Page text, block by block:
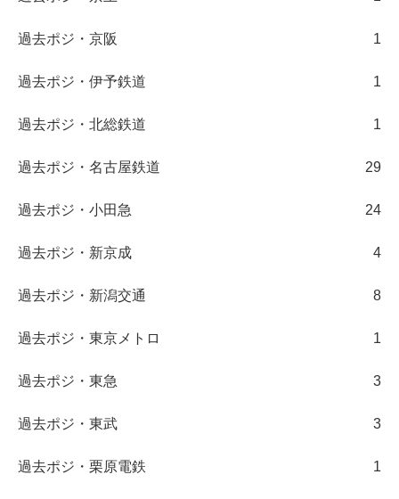
過去ポジ・京阪 1
過去ポジ・伊予鉄道 1
過去ポジ・北総鉄道 1
過去ポジ・名古屋鉄道 29
過去ポジ・小田急 24
過去ポジ・新京成 4
過去ポジ・新潟交通 8
過去ポジ・東京メトロ 1
過去ポジ・東急 3
過去ポジ・東武 3
過去ポジ・栗原電鉄 1